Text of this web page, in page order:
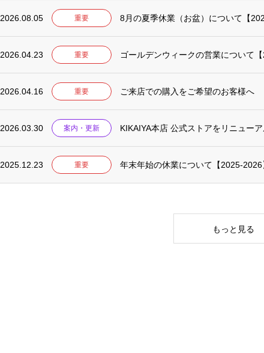
2026.08.05 重要 8月の夏季休業（お盆）について【
2026.04.23 重要 ゴールデンウィークの営業について【
2026.04.16 重要 ご来店での購入をご希望のお客様へ
2026.03.30 案内・更新 KIKAIYA本店 公式ストアをリニュー
2025.12.23 重要 年末年始の休業について【2025-2026
もっと見る